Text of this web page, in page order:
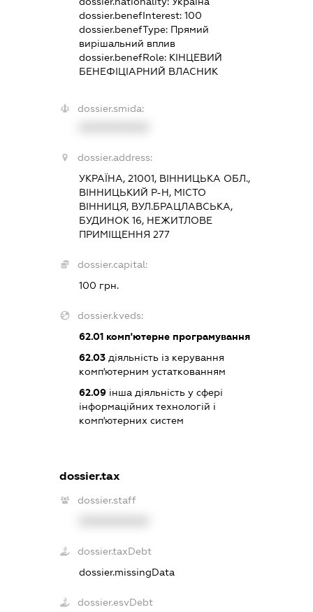
dossier.benefInterest:100
dossier.benefType: Прямий
вирішальний вплив
dossier.benefRole: КІНЦЕВИЙ
БЕНЕФІЦІАРНИЙ ВЛАСНИК
dossier.smida:
dossier.address:
УКРАЇНА, 21001, ВІННИЦЬКА ОБЛ.,
ВІННИЦЬКИЙ Р-Н, МІСТО
ВІННИЦЯ, ВУЛ.БРАЦЛАВСЬКА,
БУДИНОК 16, НЕЖИТЛОВЕ
ПРИМІЩЕННЯ 277
dossier.capital:
100 грн.
dossier.kveds:
62.01 комп'ютерне програмування
62.03 діяльність із керування
комп'ютерним устаткованням
62.09 інша діяльність у сфері
інформаційних технологій і
комп'ютерних систем
dossier.tax
dossier.staff
dossier.taxDebt
dossier.missingData
dossier.esvDebt